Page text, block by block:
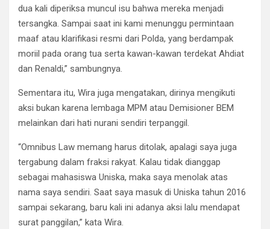
dua kali diperiksa muncul isu bahwa mereka menjadi
tersangka. Sampai saat ini kami menunggu permintaan
maaf atau klarifikasi resmi dari Polda, yang berdampak
moriil pada orang tua serta kawan-kawan terdekat Ahdiat
dan Renaldi,” sambungnya.
Sementara itu, Wira juga mengatakan, dirinya mengikuti
aksi bukan karena lembaga MPM atau Demisioner BEM
melainkan dari hati nurani sendiri terpanggil.
“Omnibus Law memang harus ditolak, apalagi saya juga
tergabung dalam fraksi rakyat. Kalau tidak dianggap
sebagai mahasiswa Uniska, maka saya menolak atas
nama saya sendiri. Saat saya masuk di Uniska tahun 2016
sampai sekarang, baru kali ini adanya aksi lalu mendapat
surat panggilan,” kata Wira.